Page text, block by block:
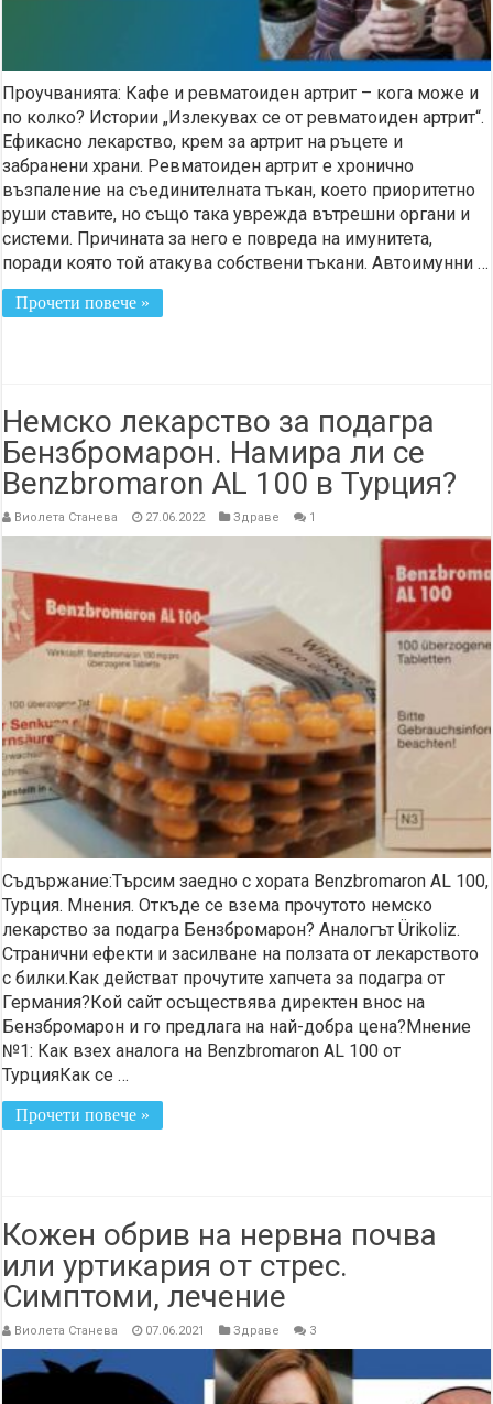
Проучванията: Кафе и ревматоиден артрит – кога може и
по колко? Истории „Излекувах се от ревматоиден артрит“.
Ефикасно лекарство, крем за артрит на ръцете и
забранени храни. Ревматоидeн артрит e хронично
възпаление на съединителната тъкан, което приоритетно
руши ставите, но също така уврежда вътрешни органи и
системи. Причината за него е повреда на имунитета,
поради която той атакува собствени тъкани. Автоимунни …
Прочети повече »
Немско лекарство за подагра
Бензбромарон. Намира ли се
Benzbromaron AL 100 в Турция?
Виолета Станева 27.06.2022 Здраве 1
Съдържание:Търсим заедно с хората Benzbromaron AL 100,
Турция. Мнения. Откъде се взема прочутото немско
лекарство за подагра Бензбромарон? Аналогът Ürikoliz.
Странични ефекти и засилване на ползата от лекарството
с билки.Как действат прочутите хапчета за подагра от
Германия?Кой сайт осъществява директен внос на
Бензбромарон и го предлага на най-добра цена?Мнение
№1: Как взех аналога на Benzbromaron AL 100 от
ТурцияКак се …
Прочети повече »
Кожен обрив на нервна почва
или уртикария от стрес.
Симптоми, лечение
Виолета Станева 07.06.2021 Здраве 3